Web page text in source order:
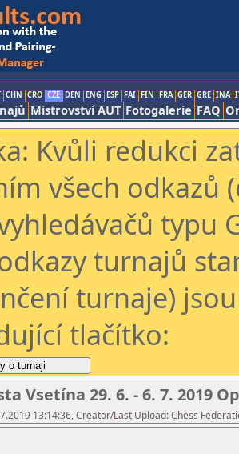
CHN CRO CZE DEN ENG ESP FAI FIN FRA GER GRE INA
Mistrovství AUT Fotogalerie FAQ
Kvůli redukci
všech odkazů
typu
turnajů
turnaje)
tlačítko:
Vsetína 29. 6. - 6. 7. 2019
13:14:36, Creator/Last Upload: Chess